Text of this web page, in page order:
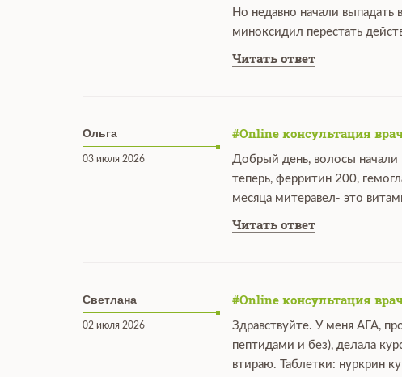
Но недавно начали
миноксидил перестать
Читать ответ
Ольга
03 июля 2026
#Online консультация
Добрый день, волосы начали
теперь, ферритин 200,
месяца митеравел- это
Читать ответ
Светлана
02 июля 2026
#Online консультация
Здравствуйте. У меня АГА,
пептидами и без), делала
втираю. Таблетки: нуркрин